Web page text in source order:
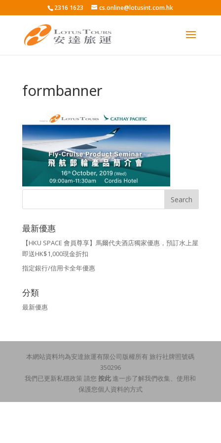
2316 1623 cs.online@lotusint.com.hk
formbanner
最新優惠
【HKU SPACE 會員尊享】馬爾代夫酒店獨家優惠，預訂水上屋
即送HK$1,000現金折扣
指定銀行/信用卡全年優惠
分類
最新優惠
本網站資料均為安達旅運有限公司版權所有 旅行社牌照號碼
350296
我們已更新私穩政策 請您按此 進一步了解我們收集、使用和
保護您個人資料的方式